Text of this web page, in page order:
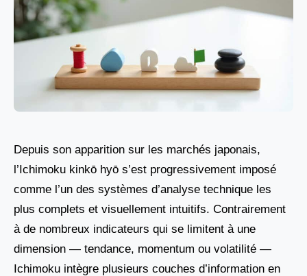
Depuis son apparition sur les marchés japonais,
l’Ichimoku kinkō hyō s’est progressivement imposé
comme l’un des systèmes d’analyse technique les
plus complets et visuellement intuitifs. Contrairement
à de nombreux indicateurs qui se limitent à une
dimension — tendance, momentum ou volatilité —
Ichimoku intègre plusieurs couches d’information en